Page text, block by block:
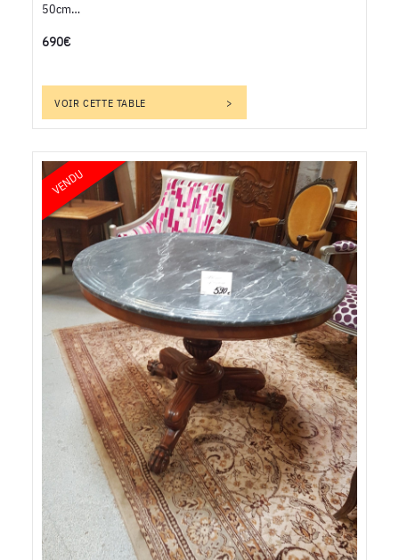
50cm…
690€
VOIR CETTE TABLE
VENDU